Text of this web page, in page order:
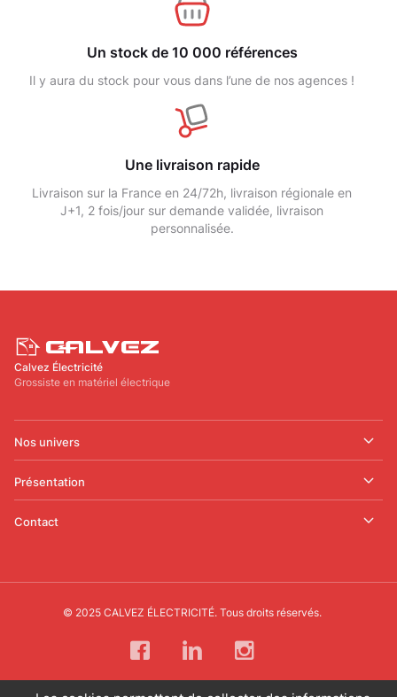
Un stock de 10 000 références
Il y aura du stock pour vous dans l’une de nos agences !
Une livraison rapide
Livraison sur la France en 24/72h, livraison régionale en
J+1, 2 fois/jour sur demande validée, livraison
personnalisée.
Calvez Électricité
Grossiste en matériel électrique
Nos univers
Présentation
Contact
© 2025 CALVEZ ÉLECTRICITÉ. Tous droits réservés.